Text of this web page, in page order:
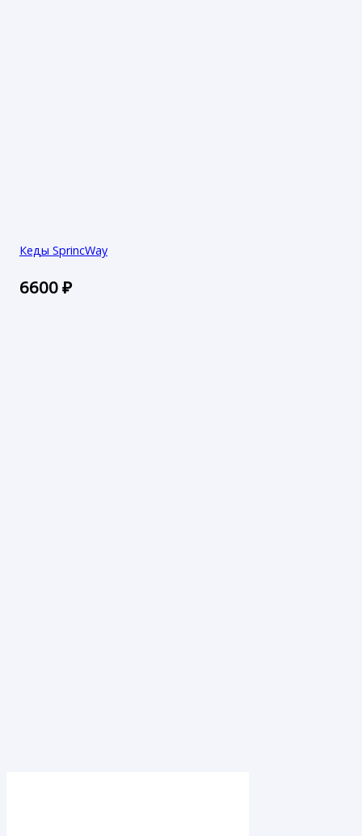
Кеды SprincWay
6600₽